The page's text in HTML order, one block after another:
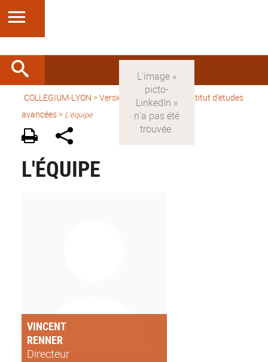
COLLEGIUM-LYON >Version française> Un Institut d’études
avancées > L'équipe
L'ÉQUIPE
VINCENT
RENNER
Directeur